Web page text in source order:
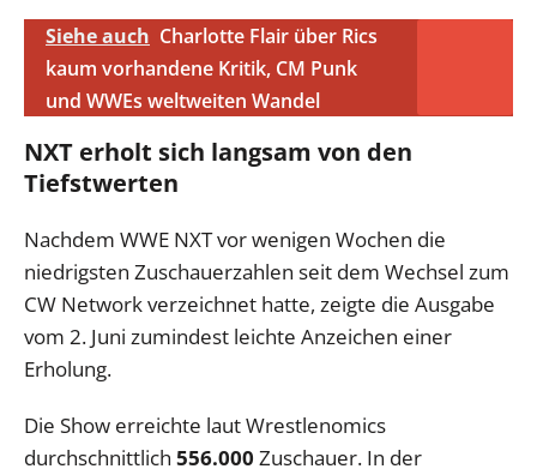
Siehe auch Charlotte Flair über Rics
kaum vorhandene Kritik, CM Punk
und WWEs weltweiten Wandel
NXT erholt sich langsam von den
Tiefstwerten
Nachdem WWE NXT vor wenigen Wochen die
niedrigsten Zuschauerzahlen seit dem Wechsel zum
CW Network verzeichnet hatte, zeigte die Ausgabe
vom 2. Juni zumindest leichte Anzeichen einer
Erholung.
Die Show erreichte laut Wrestlenomics
durchschnittlich 556.000 Zuschauer. In der